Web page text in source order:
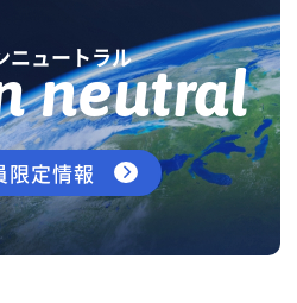
ニュートラル
neutral
限定情報